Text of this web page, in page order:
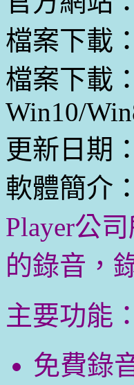
檔案下載：
檔案下載：
Win10/
更新日期
軟體簡介：
Player公
的錄音，
主要功能：
免費錄